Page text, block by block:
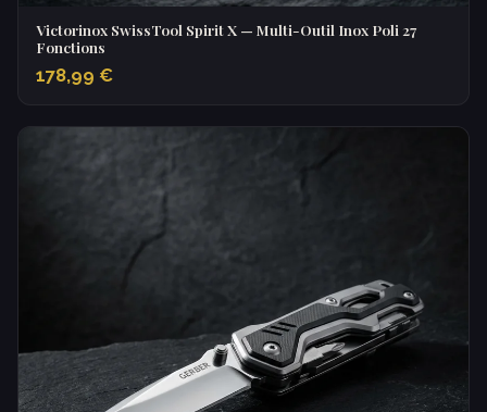
Victorinox SwissTool Spirit X — Multi-Outil Inox Poli 27
Fonctions
178,99 €